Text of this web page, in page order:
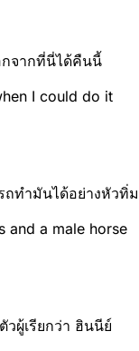
กจากที่นี่ได้คืนนี้
I could do it
ถทำมันได้อย่างหัวทิ่ม
and a male horse
ผู้เรียกว่า ฮินนีย์